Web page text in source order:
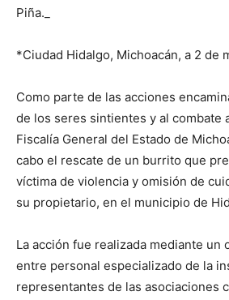
Piña._
*Ciudad Hidalgo, Michoacán, a 2 de
Como parte de las acciones
de los seres sintientes y al combate
Fiscalía General del Estado de
cabo el rescate de un burrito que
víctima de violencia y omisión de
su propietario, en el municipio de
La acción fue realizada mediante un
entre personal especializado de la
representantes de las asociaciones